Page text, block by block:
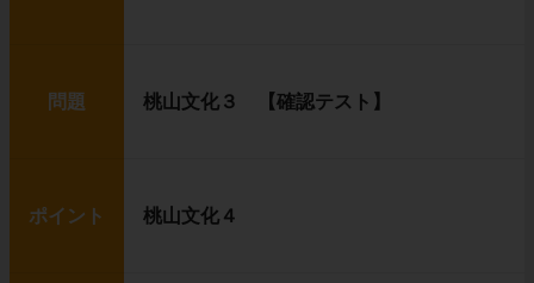
問題 桃山文化３ 【確認テスト】
ポイント 桃山文化４